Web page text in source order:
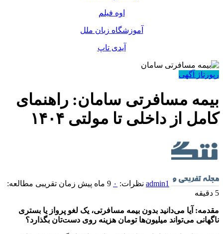
اوه فیلم
آموزشگاه زبان ملل
آیدی تاپ
رپورتاژ آگهی
بیمه مسافرتی سامان: راهنمای
کامل از داخلی تا مولتی ۱۴۰۴
admin1 نظرات: ۰ 9 ماه پیش
زمان تقریبی مطالعه:
5 دقیقه
مقدمه: آیا می‌دانید بدون بیمه مسافرتی، یک لغو پرواز یا بستری
ناگهانی می‌تواند میلیون‌ها تومان هزینه روی دست‌تان بگذارد؟